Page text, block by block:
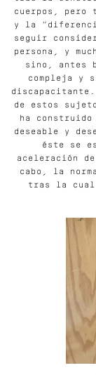
cuerpos, pero
y la
seguir
persona, y
sino, antes
compleja y
de estos
ha construido
deseable y
éste se
aceleración
cabo, la
tras la cual